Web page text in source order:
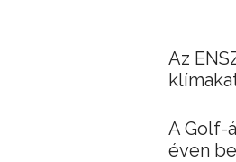
Az
A Golf-
éven